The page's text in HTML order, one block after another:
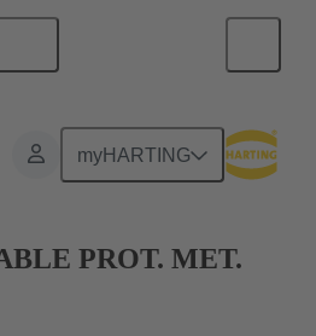
myHARTING
PROT. MET.